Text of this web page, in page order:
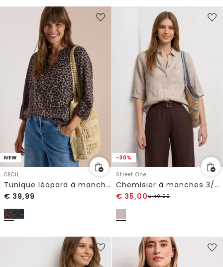
NEW
CECIL
Tunique léopard à manches 3/4 et col fendu
€ 39,99
-30%
Street One
Chemisier à manches 3/4 avec poche sur la poitrine
€ 35,00€49,99